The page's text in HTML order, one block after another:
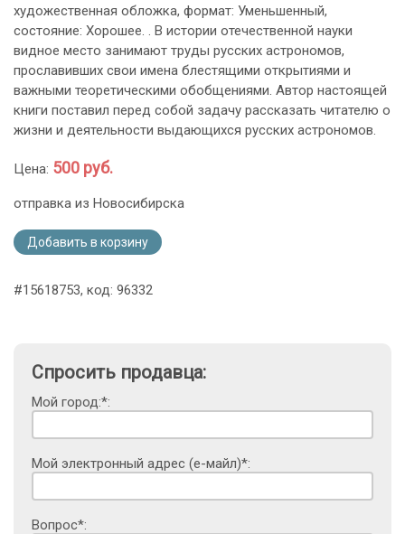
художественная обложка, формат: Уменьшенный,
состояние: Хорошее. . В истории отечественной науки
видное место занимают труды русских астрономов,
прославивших свои имена блестящими открытиями и
важными теоретическими обобщениями. Автор настоящей
книги поставил перед собой задачу рассказать читателю о
жизни и деятельности выдающихся русских астрономов.
Цена: 500 руб.
отправка из Новосибирска
Добавить в корзину
#15618753, код: 96332
Спросить продавца:
Мой город:*:
Мой электронный адрес (е-майл)*:
Вопрос*: